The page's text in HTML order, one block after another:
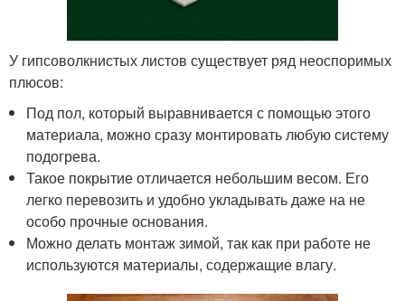
У гипсоволкнистых листов существует ряд неоспоримых
плюсов:
Под пол, который выравнивается с помощью этого
материала, можно сразу монтировать любую систему
подогрева.
Такое покрытие отличается небольшим весом. Его
легко перевозить и удобно укладывать даже на не
особо прочные основания.
Можно делать монтаж зимой, так как при работе не
используются материалы, содержащие влагу.